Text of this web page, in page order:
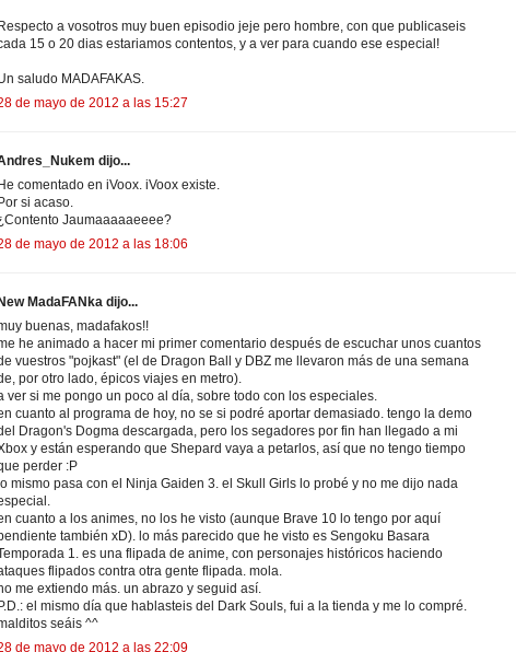
Respecto a vosotros muy buen episodio jeje pero hombre, con que publicaseis
15 o 20 dias estariamos contentos, y a ver para cuando ese especial!
saludo MADAFAKAS.
de mayo de 2012 a las 15:27
dijo...
He comentado en iVoox. iVoox existe.
Por si acaso.
Jaumaaaaaeeee?
de mayo de 2012 a las 18:06
New MadaFANka dijo...
buenas, madafakos!!
he animado a hacer mi primer comentario después de escuchar unos cuantos
vuestros "pojkast" (el de Dragon Ball y DBZ me llevaron más de una semana
por otro lado, épicos viajes en metro).
ver si me pongo un poco al día, sobre todo con los especiales.
cuanto al programa de hoy, no se si podré aportar demasiado. tengo la demo
Dragon's Dogma descargada, pero los segadores por fin han llegado a mi
y están esperando que Shepard vaya a petarlos, así que no tengo tiempo
perder :P
lo mismo pasa con el Ninja Gaiden 3. el Skull Girls lo probé y no me dijo nada
cuanto a los animes, no los he visto (aunque Brave 10 lo tengo por aquí
también xD). lo más parecido que he visto es Sengoku Basara
1. es una flipada de anime, con personajes históricos haciendo
flipados contra otra gente flipada. mola.
me extiendo más. un abrazo y seguid así.
P.D.: el mismo día que hablasteis del Dark Souls, fui a la tienda y me lo compré.
seáis ^^
de mayo de 2012 a las 22:09